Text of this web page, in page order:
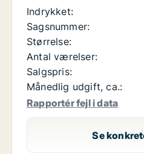
Indrykket:
Sagsnummer:
Størrelse:
Antal værelser:
Salgspris:
Månedlig udgift, ca.:
Rapportér fejl i data
Se